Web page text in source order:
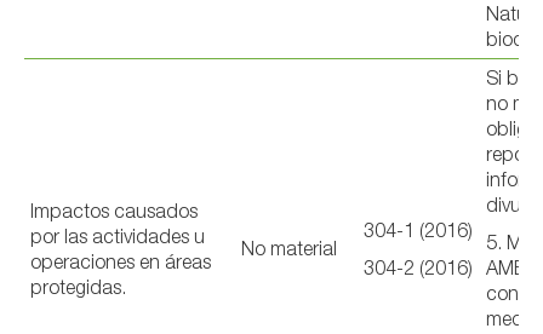
Impactos causados
por las actividades u
operaciones en áreas
protegidas.
No material
304-1 (2016)
304-2 (2016)
Si
no
5.
con